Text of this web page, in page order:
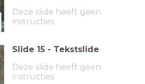
Deze slide heeft geen
instructies
Slide 15 - Tekstslide
Deze slide heeft geen
instructies